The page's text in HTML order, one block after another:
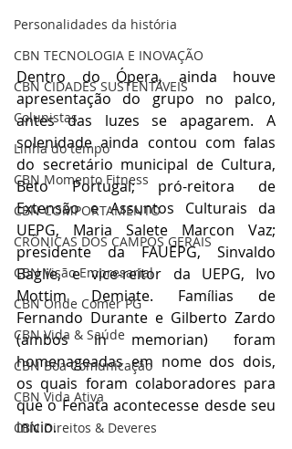
Personalidades da história
CBN TECNOLOGIA E INOVAÇÃO
CBN CIDADES SUSTENTÁVEIS
Colunistas
Linha do tempo
CBN Momento Fitness
CBN COMPORTAMENTO
CRÔNICAS DOS CAMPOS GERAIS
CBN Visão Empresarial
CBN Onde Comer PG
CBN Vida & Saúde
CBN Boa Comunicação
CBN Vida Ativa
CBN Direitos & Deveres
Dentro do Ópera, ainda houve
apresentação do grupo no palco,
antes das luzes se apagarem. A
solenidade ainda contou com falas
do secretário municipal de Cultura,
Beto Portugal; pró-reitora de
Extensão e Assuntos Culturais da
UEPG, Maria Salete Marcon Vaz;
presidente da FAUEPG, Sinvaldo
Baglie, e vice-reitor da UEPG, Ivo
Mottim Demiate. Famílias de
Fernando Durante e Gilberto Zardo
(ambos in memorian) foram
homenageadas em nome dos dois,
os quais foram colaboradores para
que o Fenata acontecesse desde seu
início.